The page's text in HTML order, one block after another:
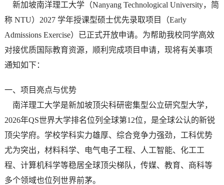
新加坡南洋理工大学（Nanyang Technological University，简
称 NTU）2027 学年授课型硕士优先录取项目（Early
Admissions Exercise）已正式开放申请。为帮助我校同学高效
对接优质国际教育资源，顺利完成项目申请，现将有关事项
通知如下：
一、项目亮点与优势
南洋理工大学是新加坡顶尖科研密集型公立研究型大学，
2026年QS世界大学排名位列全球第12位，是全球公认的新锐
顶尖学府。学校学科实力雄厚、综合竞争力强劲，工科优势
尤为突出，材料科学、电气电子工程、人工智能、化工工
程、计算机科学等稳居全球顶尖梯队，传媒、教育、商科等
多个领域也位列世界前茅。